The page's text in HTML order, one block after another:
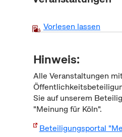
Vorlesen lassen
Hinweis:
Alle Veranstaltungen
Sie auf unserem
"Meinung für Köln".
Beteiligungsportal